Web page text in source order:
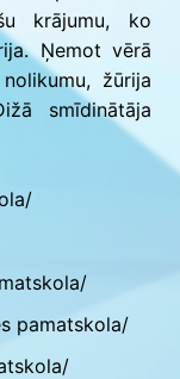
krājumu, ko
Ņemot vērā
žūrija
smīdinātāja
pamatskola/